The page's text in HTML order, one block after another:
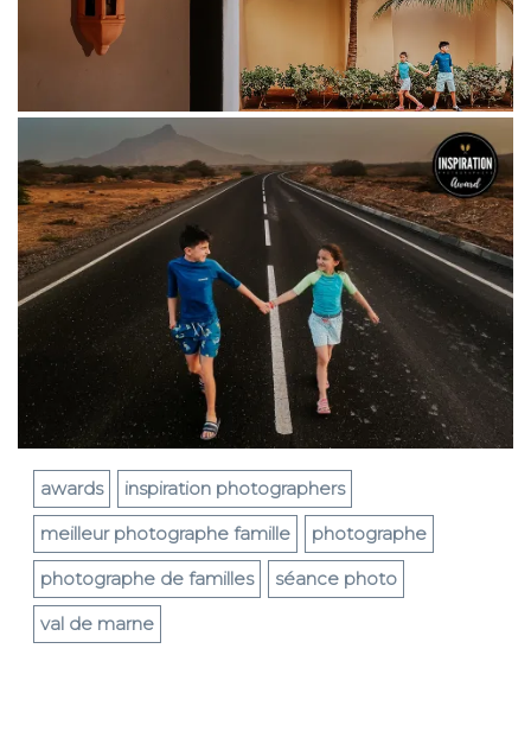
awards
inspiration photographers
meilleur photographe famille
photographe
photographe de familles
séance photo
val de marne